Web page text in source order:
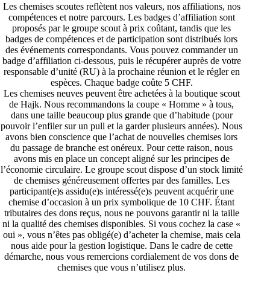
Les chemises scoutes reflètent nos valeurs, nos affiliations, nos
compétences et notre parcours. Les badges d’affiliation sont
proposés par le groupe scout à prix coûtant, tandis que les
badges de compétences et de participation sont distribués lors
des événements correspondants. Vous pouvez commander un
badge d’affiliation ci-dessous, puis le récupérer auprès de votre
responsable d’unité (RU)à la prochaine réunion et le régler en
espèces. Chaque badge coûte 5 CHF.
Les chemises neuves peuvent être achetées à la boutique scout
de Hajk. Nous recommandons la coupe « Homme » à tous,
dans une taille beaucoup plus grande que d’habitude (pour
pouvoir l’enfiler sur un pull et la garder plusieurs années). Nous
avons bien conscience que l’achat de nouvelles chemises lors
du passage de branche est onéreux. Pour cette raison, nous
avons mis en place un concept aligné sur les principes de
l’économie circulaire. Le groupe scout dispose d’un stock limité
de chemises généreusement offertes par des familles. Les
participant(e)s assidu(e)s intéressé(e)s peuvent acquérir une
chemise d’occasion à un prix symbolique de 10 CHF. Étant
tributaires des dons reçus, nous ne pouvons garantir ni la taille
ni la qualité des chemises disponibles. Si vous cochez la case «
oui », vous n’êtes pas obligé(e) d’acheter la chemise, mais cela
nous aide pour la gestion logistique. Dans le cadre de cette
démarche, nous vous remercions cordialement de vos dons de
chemises que vous n’utilisez plus.